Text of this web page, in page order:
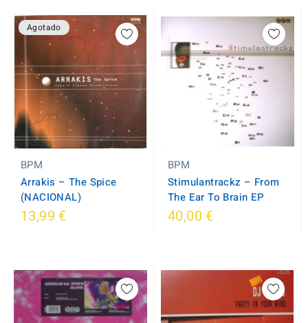
Agotado
BPM
Arrakis ‎– The Spice
(NACIONAL)
13,99 €
BPM
Stimulantrackz ‎– From
The Ear To Brain EP
40,00 €